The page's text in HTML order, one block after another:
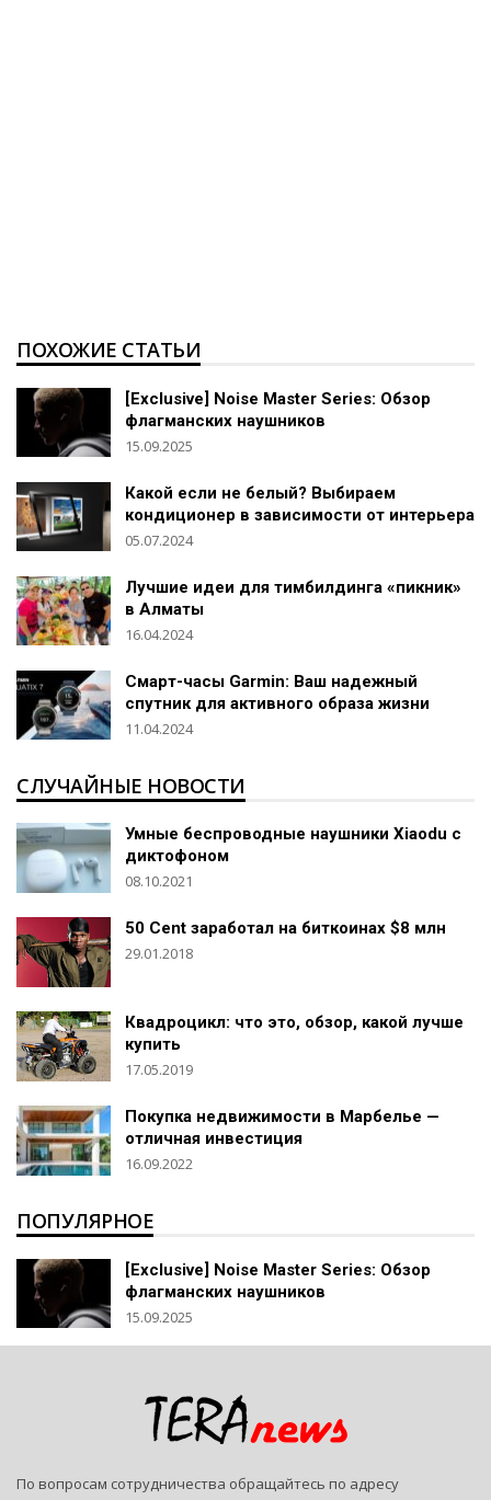
ПОХОЖИЕ СТАТЬИ
[Exclusive] Noise Master Series: Обзор
флагманских наушников
15.09.2025
Какой если не белый? Выбираем
кондиционер в зависимости от интерьера
05.07.2024
Лучшие идеи для тимбилдинга «пикник»
в Алматы
16.04.2024
Смарт-часы Garmin: Ваш надежный
спутник для активного образа жизни
11.04.2024
СЛУЧАЙНЫЕ НОВОСТИ
Умные беспроводные наушники Xiaodu с
диктофоном
08.10.2021
50 Cent заработал на биткоинах $8 млн
29.01.2018
Квадроцикл: что это, обзор, какой лучше
купить
17.05.2019
Покупка недвижимости в Марбелье —
отличная инвестиция
16.09.2022
ПОПУЛЯРНОЕ
[Exclusive] Noise Master Series: Обзор
флагманских наушников
15.09.2025
По вопросам сотрудничества обращайтесь по адресу